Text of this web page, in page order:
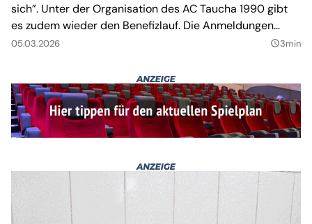
sich”. Unter der Organisation des AC Taucha 1990 gibt
es zudem wieder den Benefizlauf. Die Anmeldungen
dafür sind geöffnet.
05.03.2026 query_builder3min